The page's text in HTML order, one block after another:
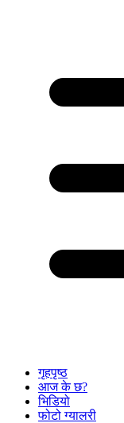
गृहपृष्ठ
आज के छ?
भिडियो
फोटो ग्यालरी